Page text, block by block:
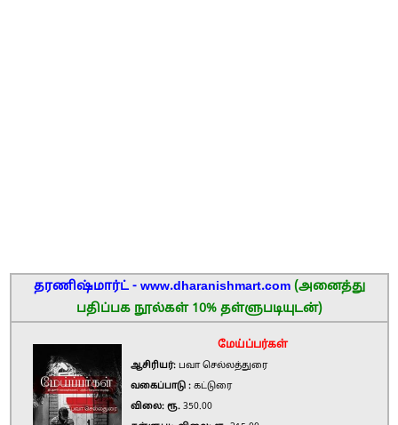
தரணிஷ்மார்ட் - www.dharanishmart.com (அனைத்து
பதிப்பக நூல்கள் 10% தள்ளுபடியுடன்)
மேய்ப்பர்கள்
ஆசிரியர்: பவா செல்லத்துரை
வகைப்பாடு : கட்டுரை
விலை: ரூ. 350.00